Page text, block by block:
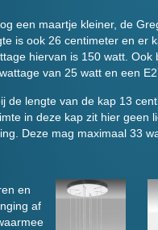
een maartje kleiner, de
is ook 26 centimeter en er
hiervan is 150 watt.
van 25 watt en een
de lengte van de kap 13
in deze kap zit hier geen
Deze mag maximaal 33
en
af